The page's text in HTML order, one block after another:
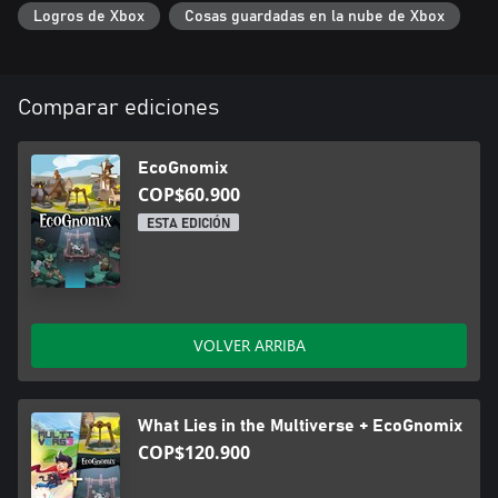
con gran potencial, y descubrir habilidades especiales ocultas
para ciertos gnomes.
Adéntrate en las cuevas sabiendo que cada partida te
proporciona recursos sin importar cómo terminen. Cuanto más
profundo vayas, más recursos valiosos podrás recolectar. De
todos modos, no volverás con las manos vacías en todas las
partidas.
Logros de Xbox Cosas guardadas en la nube de Xbox
Comparar ediciones
EcoGnomix
COP$60.900
ESTA EDICIÓN
VOLVER ARRIBA
What Lies in the Multiverse + EcoGnomix
COP$120.900